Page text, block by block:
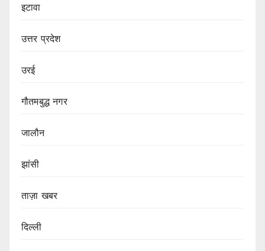
इटावा
उत्तर प्रदेश
उरई
गौतमबुद्ध नगर
जालौन
झांसी
ताज़ा खबर
दिल्ली